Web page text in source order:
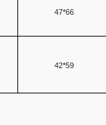
47*66
42*59